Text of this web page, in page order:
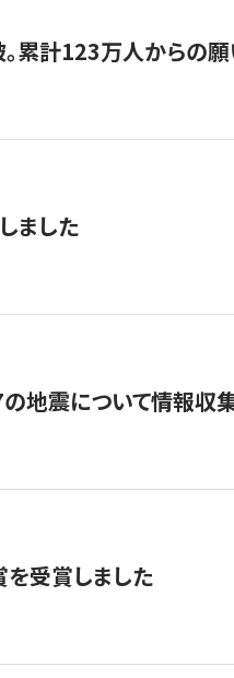
累計123万人からの
ました
地震について情報収
受賞しました